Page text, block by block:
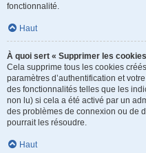
fonctionnalité.
Haut
À quoi sert « Supprimer les
Cela supprime tous les cookies
paramètres d’authentification et
des fonctionnalités telles que les
non lu) si cela a été activé par un
des problèmes de connexion ou de
pourrait les résoudre.
Haut